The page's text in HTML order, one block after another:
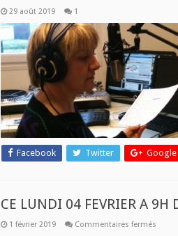
29 août 2019 1
Facebook Twitter Google
CE LUNDI 04 FEVRIER A 9H
1 février 2019 Commentaires ferméssur